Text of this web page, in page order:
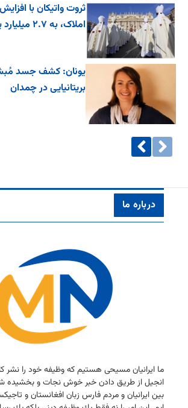
ثروت واتیکان با
املاک، به ۲.۷ میلیارد یورو رسید
یونان: کشف جسد
بریتانیایی در چمدان
درباره ما
ما ایرانیان مسیحی هستیم كه وظیفه خود را نشر
انجیل از طریق دادن خبر خوش نجات و بخشیده
بین ایرانیان و مردم فارس زبان افغانستان و